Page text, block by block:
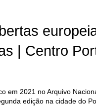
| Centro
em 2021 no Arquivo
edição na cidade do